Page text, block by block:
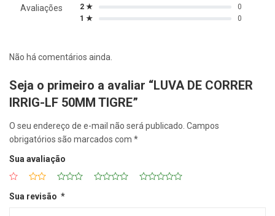
Avaliações
2 ★
0
1 ★
0
Não há comentários ainda.
Seja o primeiro a avaliar “LUVA DE CORRER
IRRIG-LF 50MM TIGRE”
O seu endereço de e-mail não será publicado. Campos
obrigatórios são marcados com *
Sua avaliação
Sua revisão *